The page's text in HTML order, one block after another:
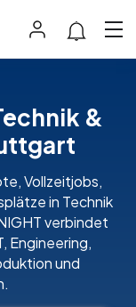
&
Vollzeitjobs,
in Technik
verbindet
Engineering,
und